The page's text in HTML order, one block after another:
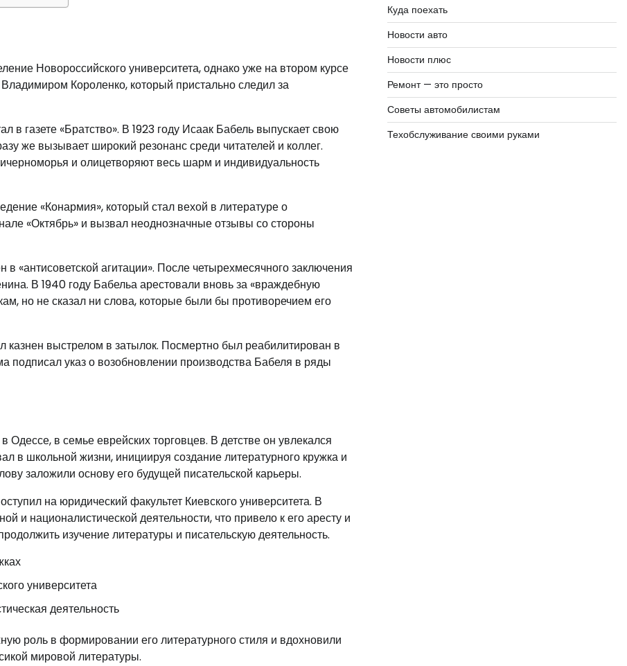
Новороссийского университета, однако уже на втором курсе
Короленко, который пристально следил за
в газете «Братство». В 1923 году Исаак Бабель выпускает свою
же вызывает широкий резонанс среди читателей и коллег.
и олицетворяют весь шарм и индивидуальность
«Конармия», который стал вехой в литературе о
«Октябрь» и вызвал неоднозначные отзывы со стороны
«антисоветской агитации». После четырехмесячного заключения
В 1940 году Бабельа арестовали вновь за «враждебную
но не сказал ни слова, которые были бы противоречием его
казнен выстрелом в затылок. Посмертно был реабилитирован в
подписал указ о возобновлении производства Бабеля в ряды
в семье еврейских торговцев. В детстве он увлекался
в школьной жизни, инициируя создание литературного кружка и
заложили основу его будущей писательской карьеры.
на юридический факультет Киевского университета. В
и националистической деятельности, что привело к его аресту и
изучение литературы и писательскую деятельность.
университета
деятельность
роль в формировании его литературного стиля и вдохновили
мировой литературы.
Куда поехать
Новости авто
Новости плюс
Ремонт — это просто
Советы автомобилистам
Техобслуживание своими руками